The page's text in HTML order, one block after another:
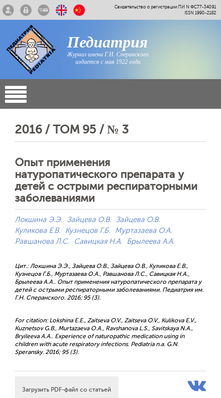
Свидетельство о регистрации ПИ N ФС77-34091
ISSN 1990-2182
Педиатрия
Журнал имени Г.Н. Сперанского
издается с мая 1922 года
2016 / ТОМ 95 / № 3
Опыт применения
натуропатического препарата у
детей с острыми респираторными
заболеваниями
Локшина Э.Э. Зайцева О.В.
Зайцева О.В.
Куликова Е.В.
Кузнецов Г.Б.
Муртазаева О.А.
Равшанова Л.С.
Савицкая Н.А. Брылеева А.А.
Цит.: Локшина Э.Э., Зайцева О.В., Зайцева О.В., Куликова Е.В.,
Кузнецов Г.Б., Муртазаева О.А., Равшанова Л.С., Савицкая Н.А.,
Брылеева А.А.. Опыт применения натуропатического препарата у
детей с острыми респираторными заболеваниями. Педиатрия им.
Г.Н. Сперанского. 2016; 95 (3).
For citation: Lokshina E.E., Zaitseva O.V., Zaitseva O.V., Kulikova E.V.,
Kuznetsov G.B., Murtazaeva O.A., Ravshanova L.S., Savitskaya N.A.,
Bryileeva A.A.. Experience of naturopathic medication using in
children with acute respiratory infections. Pediatria n.a. G.N.
Speransky. 2016; 95 (3).
Загрузить PDF-файл со статьей